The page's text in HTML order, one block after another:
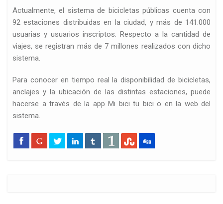
Actualmente, el sistema de bicicletas públicas cuenta con
92 estaciones distribuidas en la ciudad, y más de 141.000
usuarias y usuarios inscriptos. Respecto a la cantidad de
viajes, se registran más de 7 millones realizados con dicho
sistema.
Para conocer en tiempo real la disponibilidad de bicicletas,
anclajes y la ubicación de las distintas estaciones, puede
hacerse a través de la app Mi bici tu bici o en la web del
sistema.